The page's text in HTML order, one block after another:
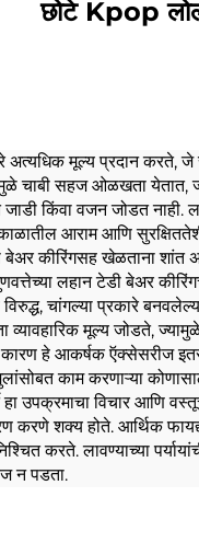
छोटे Kpop
अत्यधिक मूल्य प्रदान करते, जे
चाबी सहज ओळखता
किंवा वजन जोडत नाही.
आराम आणि
बेअर कीरिंगसह खेळताना
लहान टेडी बेअर
विरुद्ध, चांगल्या प्रकारे
व्यावहारिक मूल्य जोडते,
हे आकर्षक ऍक्सेसरीज
काम करणाऱ्या
हा उपक्रमाचा विचार आणि
करणे शक्य होते. आर्थिक
करते. लावण्याच्या
न पडता.